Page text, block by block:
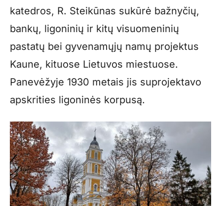
katedros, R. Steikūnas sukūrė bažnyčių,
bankų, ligoninių ir kitų visuomeninių
pastatų bei gyvenamųjų namų projektus
Kaune, kituose Lietuvos miestuose.
Panevėžyje 1930 metais jis suprojektavo
apskrities ligoninės korpusą.